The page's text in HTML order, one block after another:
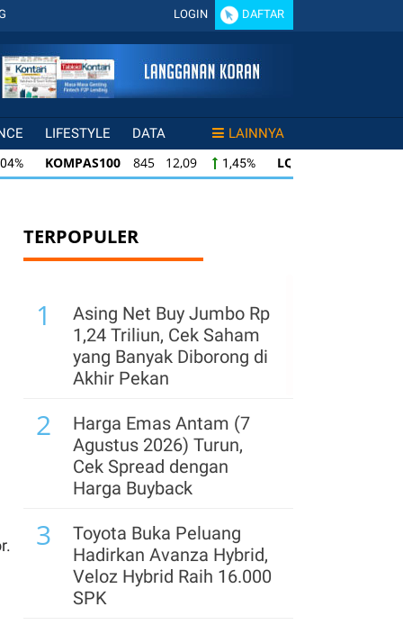
LOGIN DAFTAR
LIFESTYLE DATA LAINNYA
KOMPAS100 845 12,09 1,45% LQ45
KOMPAS100 845 12,09 1,45% LQ45
TERPOPULER
1
Asing Net Buy Jumbo Rp
1,24 Triliun, Cek Saham
yang Banyak Diborong di
Akhir Pekan
2
Harga Emas Antam (7
Agustus 2026) Turun,
Cek Spread dengan
Harga Buyback
3
Toyota Buka Peluang
Hadirkan Avanza Hybrid,
Veloz Hybrid Raih 16.000
SPK